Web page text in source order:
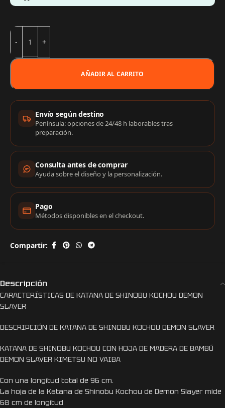
AÑADIR AL CARRITO
Información de compra
Envío según destino
Península: opciones de 24/48 h laborables tras
preparación.
Consulta antes de comprar
Ayuda sobre el diseño y la personalización.
Pago
Métodos disponibles en el checkout.
Compartir:
Descripción
CARACTERÍSTICAS DE KATANA DE SHINOBU KOCHOU DEMON
SLAYER
DESCRIPCIÓN DE KATANA DE SHINOBU KOCHOU DEMON SLAYER
KATANA DE SHINOBU KOCHOU CON HOJA DE MADERA DE BAMBÚ
DEMON SLAYER KIMETSU NO YAIBA
Con una longitud total de 96 cm.
La hoja de la Katana de Shinobu Kochou de Demon Slayer mide
68 cm de longitud